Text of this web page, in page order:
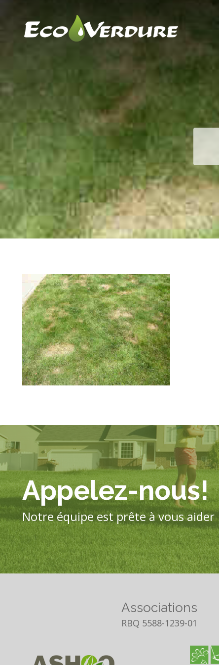
Appelez-nous!
Notre équipe est prête à vous aider
Associations
RBQ 5588-1239-01